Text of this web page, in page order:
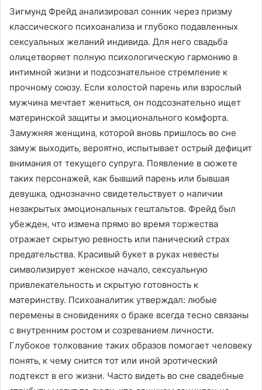
Зигмунд Фрейд анализировал сонник через призму
классического психоанализа и глубоко подавленных
сексуальных желаний индивида. Для него свадьба
олицетворяет полную психологическую гармонию в
интимной жизни и подсознательное стремление к
прочному союзу. Если холостой парень или взрослый
мужчина мечтает жениться‚ он подсознательно ищет
материнской защиты и эмоционального комфорта.
Замужняя женщина‚ которой вновь пришлось во сне
замуж выходить‚ вероятно‚ испытывает острый дефицит
внимания от текущего супруга. Появление в сюжете
таких персонажей‚ как бывший парень или бывшая
девушка‚ однозначно свидетельствует о наличии
незакрытых эмоциональных гештальтов. Фрейд был
убежден‚ что измена прямо во время торжества
отражает скрытую ревность или панический страх
предательства. Красивый букет в руках невесты
символизирует женское начало‚ сексуальную
привлекательность и скрытую готовность к
материнству. Психоаналитик утверждал: любые
перемены в сновидениях о браке всегда тесно связаны
с внутренним ростом и созреванием личности.
Глубокое толкование таких образов помогает человеку
понять‚ к чему снится тот или иной эротический
подтекст в его жизни. Часто видеть во сне свадебные